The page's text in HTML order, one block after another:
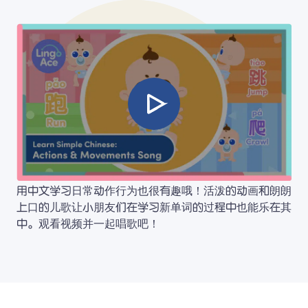
用中文学习日常动作行为也很有趣哦！活泼的动画和朗朗
上口的儿歌让小朋友们在学习新单词的过程中也能乐在其
中。观看视频并一起唱歌吧！